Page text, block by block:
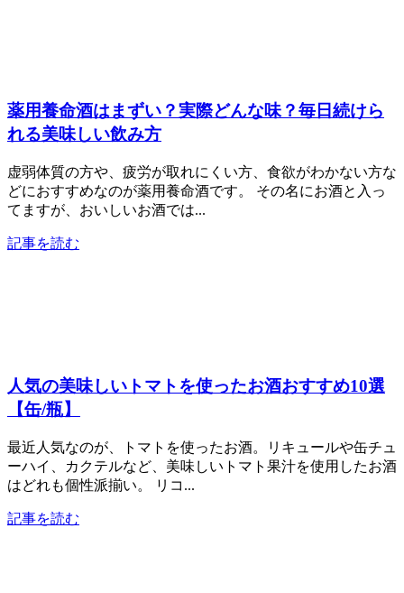
薬用養命酒はまずい？実際どんな味？毎日続けら
れる美味しい飲み方
虚弱体質の方や、疲労が取れにくい方、食欲がわかない方な
どにおすすめなのが薬用養命酒です。 その名にお酒と入っ
てますが、おいしいお酒では...
記事を読む
人気の美味しいトマトを使ったお酒おすすめ10選
【缶/瓶】
最近人気なのが、トマトを使ったお酒。リキュールや缶チュ
ーハイ、カクテルなど、美味しいトマト果汁を使用したお酒
はどれも個性派揃い。 リコ...
記事を読む